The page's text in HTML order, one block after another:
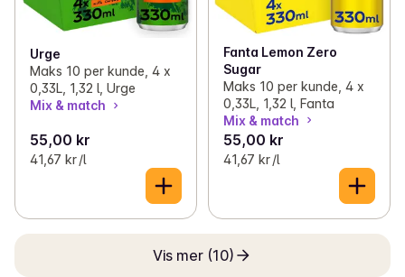
Urge
Maks 10 per kunde, 4 x
0,33L, 1,32 l, Urge
Mix & match
55,00 kr
41,67 kr /l
Fanta Lemon Zero
Sugar
Maks 10 per kunde, 4 x
0,33L, 1,32 l, Fanta
Mix & match
55,00 kr
41,67 kr /l
Vis mer (10)